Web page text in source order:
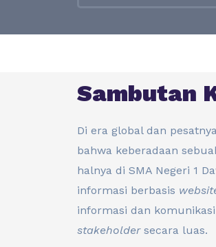
Sambutan
Di era global dan
bahwa keberadaan
halnya di SMA Negeri 1
informasi berbasis
informasi dan
stakeholdersecara luas.